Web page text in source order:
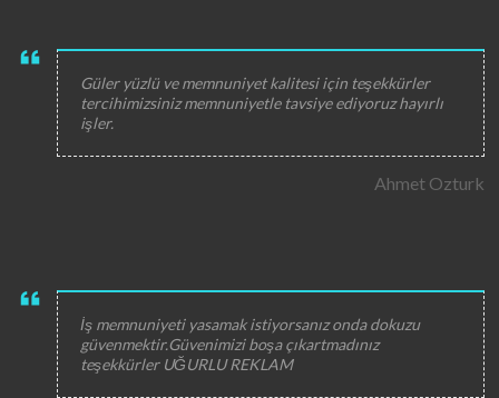
Güler yüzlü ve memnuniyet kalitesi için teşekkürler
tercihimizsiniz memnuniyetle tavsiye ediyoruz hayırlı
işler.
Ahmet Ozturk
İş memnuniyeti yasamak istiyorsanız onda dokuzu
güvenmektir.Güvenimizi boşa çıkartmadınız
teşekkürler UĞURLU REKLAM